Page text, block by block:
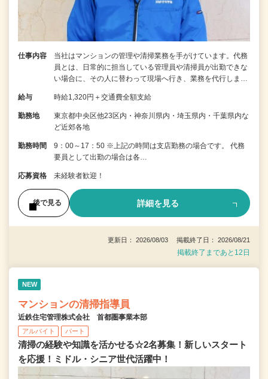
仕事内容
当社はマンションの管理や清掃業務を手がけています。代務
員とは、日常的に担当している管理員や清掃員が出勤できな
い場合に、その人に替わって現場へ行き、業務を代行しま…
給与 時給1,320円＋交通費全額支給
勤務地
東京都中央区他23区内・神奈川県内・埼玉県内・千葉県内な
ど近郊各地
勤務時間
9：00～17：50 ※上記の時間は支店勤務の場合です。 代務
要員として出勤の場合は各…
応募資格 未経験者歓迎！
後で見る 詳細を見る
更新日： 2026/08/03 掲載終了日： 2026/08/21
掲載終了まであと12日
NEW
マンションの清掃指導員
近鉄住宅管理株式会社 首都圏事業本部
アルバイト パート
清掃の経験や知識を活かせる☆2名募集！新しいスタート
を応援！ミドル・シニア世代活躍中！